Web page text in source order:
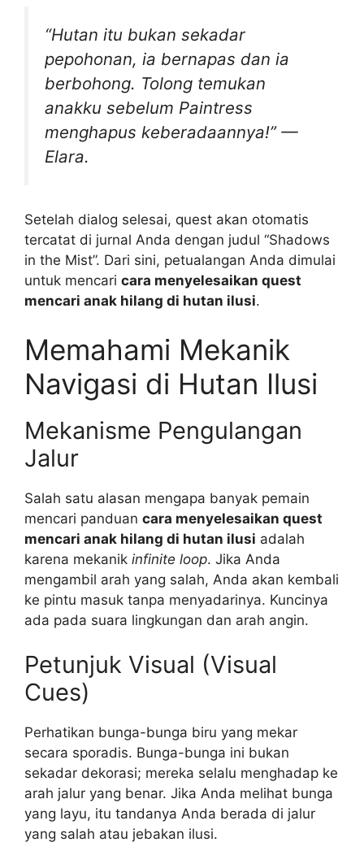
“Hutan itu bukan sekadar
pepohonan, ia bernapas dan ia
berbohong. Tolong temukan
anakku sebelum Paintress
menghapus keberadaannya!”—
Elara.
Setelah dialog selesai, quest akan otomatis
tercatat di jurnal Anda dengan judul “Shadows
in the Mist”. Dari sini, petualangan Anda dimulai
untuk mencari cara menyelesaikan quest
mencari anak hilang di hutan ilusi.
Memahami Mekanik
Navigasi di Hutan Ilusi
Mekanisme Pengulangan
Jalur
Salah satu alasan mengapa banyak pemain
mencari panduan cara menyelesaikan quest
mencari anak hilang di hutan ilusi adalah
karena mekanik infinite loop. Jika Anda
mengambil arah yang salah, Anda akan kembali
ke pintu masuk tanpa menyadarinya. Kuncinya
ada pada suara lingkungan dan arah angin.
Petunjuk Visual (Visual
Cues)
Perhatikan bunga-bunga biru yang mekar
secara sporadis. Bunga-bunga ini bukan
sekadar dekorasi; mereka selalu menghadap ke
arah jalur yang benar. Jika Anda melihat bunga
yang layu, itu tandanya Anda berada di jalur
yang salah atau jebakan ilusi.